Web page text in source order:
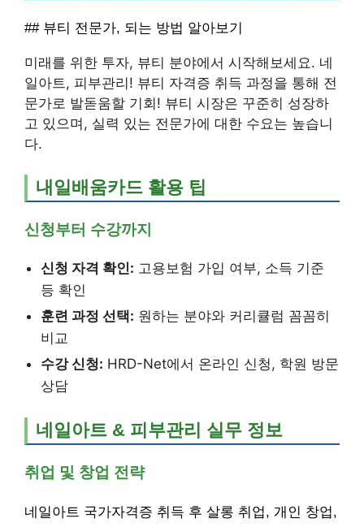
## 뷰티 전문가, 되는 방법 알아보기
미래를 위한 투자, 뷰티 분야에서 시작해보세요. 네
일아트, 피부관리! 뷰티 자격증 취득 과정을 통해 전
문가로 발돋움할 기회! 뷰티 시장은 꾸준히 성장하
고 있으며, 실력 있는 전문가에 대한 수요는 높습니
다.
내일배움카드 활용 팁
신청부터 수강까지
신청 자격 확인: 고용보험 가입 여부, 소득 기준
등 확인
훈련 과정 선택: 원하는 분야와 커리큘럼 꼼꼼히
비교
수강 신청: HRD-Net에서 온라인 신청, 학원 방문
상담
네일아트 & 피부관리 실무 정보
취업 및 창업 전략
네일아트 국가자격증 취득 후 살롱 취업, 개인 창업,